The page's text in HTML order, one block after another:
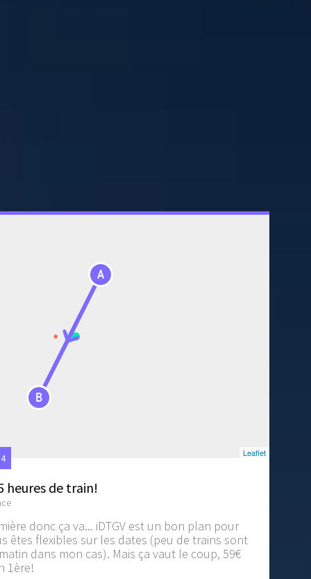
A
B
Leaflet
heures de train!
donc ça va... iDTGV est un bon plan pour
êtes flexibles sur les dates (peu de trains sont
dans mon cas). Mais ça vaut le coup, 59€
1ère!